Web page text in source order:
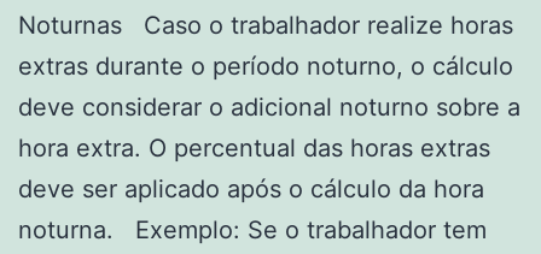
Noturnas Caso o trabalhador realize horas
extras durante o período noturno, o cálculo
deve considerar o adicional noturno sobre a
hora extra. O percentual das horas extras
deve ser aplicado após o cálculo da hora
noturna. Exemplo: Se o trabalhador tem